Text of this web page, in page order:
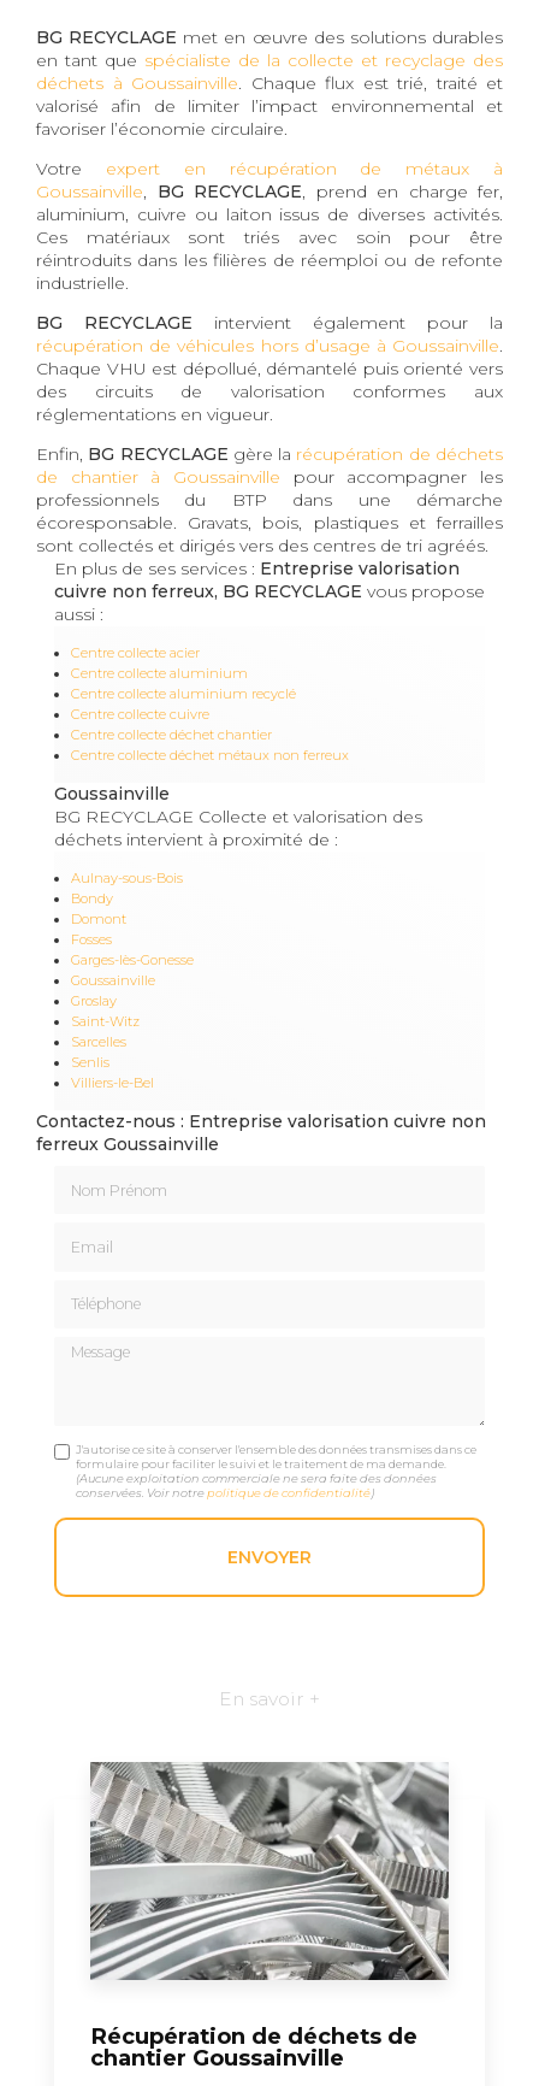
BG RECYCLAGE met en œuvre des solutions durables
en tant que spécialiste de la collecte et recyclage des
déchets à Goussainville. Chaque flux est trié, traité et
valorisé afin de limiter l’impact environnemental et
favoriser l’économie circulaire.
Votre expert en récupération de métaux à
Goussainville, BG RECYCLAGE, prend en charge fer,
aluminium, cuivre ou laiton issus de diverses activités.
Ces matériaux sont triés avec soin pour être
réintroduits dans les filières de réemploi ou de refonte
industrielle.
BG RECYCLAGE intervient également pour la
récupération de véhicules hors d’usage à Goussainville.
Chaque VHU est dépollué, démantelé puis orienté vers
des circuits de valorisation conformes aux
réglementations en vigueur.
Enfin, BG RECYCLAGE gère la récupération de déchets
de chantier à Goussainville pour accompagner les
professionnels du BTP dans une démarche
écoresponsable. Gravats, bois, plastiques et ferrailles
sont collectés et dirigés vers des centres de tri agréés.
En plus de ses services : Entreprise valorisation
cuivre non ferreux, BG RECYCLAGE vous propose
aussi :
Centre collecte acier
Centre collecte aluminium
Centre collecte aluminium recyclé
Centre collecte cuivre
Centre collecte déchet chantier
Centre collecte déchet métaux non ferreux
Goussainville
BG RECYCLAGE Collecte et valorisation des
déchets intervient à proximité de :
Aulnay-sous-Bois
Bondy
Domont
Fosses
Garges-lès-Gonesse
Goussainville
Groslay
Saint-Witz
Sarcelles
Senlis
Villiers-le-Bel
Contactez-nous : Entreprise valorisation cuivre non
ferreux Goussainville
Message
J'autorise ce site à conserver l'ensemble des données transmises dans ce
formulaire pour faciliter le suivi et le traitement de ma demande.
(Aucune exploitation commerciale ne sera faite des données
conservées. Voir notrepolitique de confidentialité)
En savoir +
Récupération de déchets de
chantier Goussainville